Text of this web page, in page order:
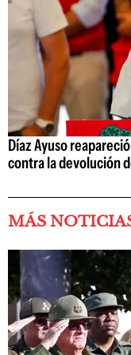
Díaz Ayuso
contra la devolución
MÁS